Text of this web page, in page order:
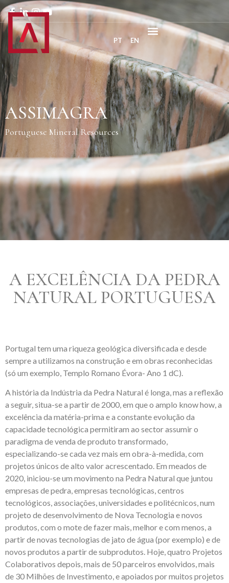
PT EN
ASSIMAGRA
Portuguese Mineral Resources
A EXCELÊNCIA DA PEDRA
NATURAL PORTUGUESA
Portugal tem uma riqueza geológica diversificada e desde
sempre a utilizamos na construção e em obras reconhecidas
(só um exemplo, Templo Romano Évora- Ano 1 dC).
A história da Indústria da Pedra Natural é longa, mas a reflexão
a seguir, situa-se a partir de 2000, em que o amplo know how, a
excelência da matéria-prima e a constante evolução da
capacidade tecnológica permitiram ao sector assumir o
paradigma de venda de produto transformado,
especializando-se cada vez mais em obra-à-medida, com
projetos únicos de alto valor acrescentado. Em meados de
2020, iniciou-se um movimento na Pedra Natural que juntou
empresas de pedra, empresas tecnológicas, centros
tecnológicos, associações, universidades e politécnicos, num
projeto de desenvolvimento de Nova Tecnologia e novos
produtos, com o mote de fazer mais, melhor e com menos, a
partir de novas tecnologias de jato de água (por exemplo) e de
novos produtos a partir de subprodutos. Hoje, quatro Projetos
Colaborativos depois, mais de 50 parceiros envolvidos, mais
de 30 Milhões de Investimento, e apoiados por muitos projetos